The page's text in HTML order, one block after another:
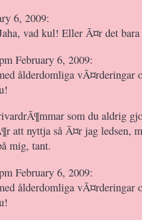
6, 2009:
vad kul! Eller Ã¤r det
February 6, 2009:
ålderdomliga
som du aldrig
att nyttja så Ã¤r jag ledsen,
mig, tant.
February 6, 2009:
ålderdomliga